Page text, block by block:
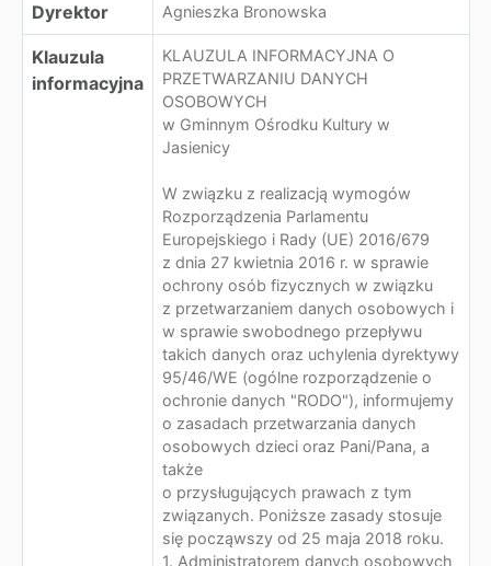
Dyrektor Agnieszka Bronowska
Klauzula
informacyjna
KLAUZULA INFORMACYJNA O
PRZETWARZANIU DANYCH
OSOBOWYCH
w Gminnym Ośrodku Kultury w
Jasienicy
W związku z realizacją wymogów
Rozporządzenia Parlamentu
Europejskiego i Rady (UE) 2016/679
z dnia 27 kwietnia 2016 r. w sprawie
ochrony osób fizycznych w związku
z przetwarzaniem danych osobowych i
w sprawie swobodnego przepływu
takich danych oraz uchylenia dyrektywy
95/46/WE (ogólne rozporządzenie o
ochronie danych "RODO"), informujemy
o zasadach przetwarzania danych
osobowych dzieci oraz Pani/Pana, a
także
o przysługujących prawach z tym
związanych. Poniższe zasady stosuje
się począwszy od 25 maja 2018 roku.
1. Administratorem danych osobowych